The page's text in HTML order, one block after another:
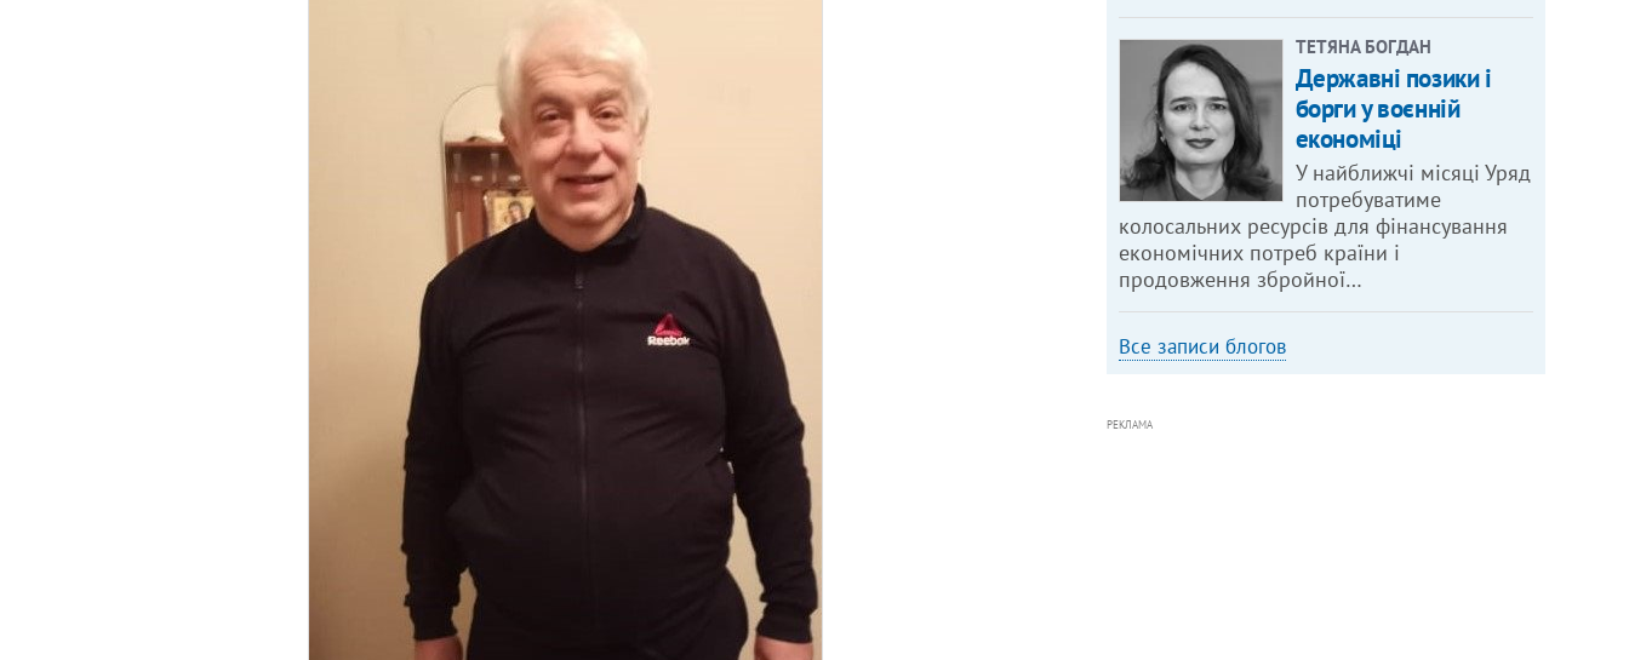
ТЕТЯНА БОГДАН
Державні позики і
борги у воєнній
економіці
У найближчі місяці Уряд
потребуватиме
колосальних ресурсів для фінансування
економічних потреб країни і
продовження збройної…
Все записи блогов
РЕКЛАМА